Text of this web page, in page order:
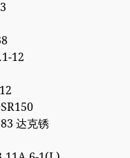
12
达克锈